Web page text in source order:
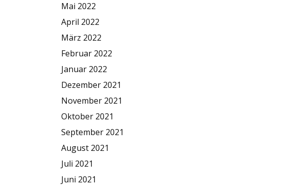
Mai 2022
April 2022
März 2022
Februar 2022
Januar 2022
Dezember 2021
November 2021
Oktober 2021
September 2021
August 2021
Juli 2021
Juni 2021